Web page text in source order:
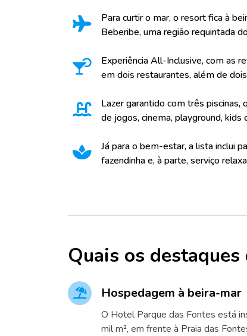
Para curtir o mar, o resort fica à
Beberibe, uma região requintada
Experiência All-Inclusive, com as
em dois restaurantes, além de
Lazer garantido com três piscinas,
de jogos, cinema, playground, kids
Já para o bem-estar, a lista inclui
fazendinha e, à parte, serviço
Quais os
Hospedagem à beira-mar
O Hotel Parque das Fontes está
mil m², em frente à Praia das